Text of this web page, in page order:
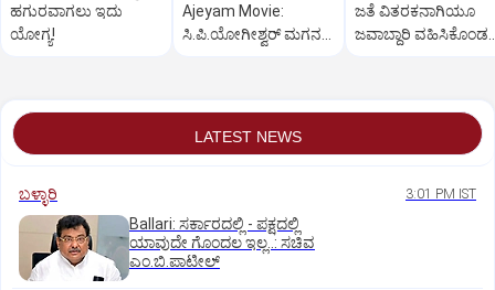
ಹಗುರವಾಗಲು ಇದು
ಯೋಗ್ಯ!
Ajeyam Movie:
ಸಿ.ಪಿ.ಯೋಗೀಶ್ವರ್‌ ಮಗನ
ಜತೆ ವಿತರಕನಾಗಿಯೂ
ಜವಾಬ್ದಾರಿ ವಹಿಸಿಕೊಂಡ
LATEST NEWS
ಬಳ್ಳಾರಿ 3:01 PM IST
Ballari: ಸರ್ಕಾರದಲ್ಲಿ - ಪಕ್ಷದಲ್ಲಿ
ಯಾವುದೇ ಗೊಂದಲ ಇಲ್ಲ..: ಸಚಿವ
ಎಂ.ಬಿ.ಪಾಟೀಲ್